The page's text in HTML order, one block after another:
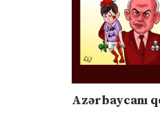
Azərbaycanı